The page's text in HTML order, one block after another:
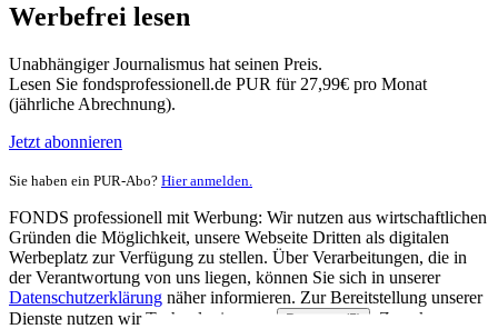
Werbefrei lesen
Unabhängiger Journalismus hat seinen Preis.
Lesen Sie fondsprofessionell.de PUR für 27,99€ pro Monat
(jährliche Abrechnung).
Jetzt abonnieren
Sie haben ein PUR-Abo? Hier anmelden.
FONDS professionell mit Werbung: Wir nutzen aus wirtschaftlichen
Gründen die Möglichkeit, unsere Webseite Dritten als digitalen
Werbeplatz zur Verfügung zu stellen. Über Verarbeitungen, die in
der Verantwortung von uns liegen, können Sie sich in unserer
Datenschutzerklärung näher informieren. Zur Bereitstellung unserer
Dienste nutzen wir Technologien von
Partnern (5)
. Zwecke: